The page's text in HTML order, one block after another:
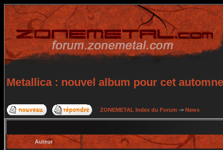
Metallica : nouvel album pour cet automne
ZONEMETAL Index du Forum -> News
Auteur